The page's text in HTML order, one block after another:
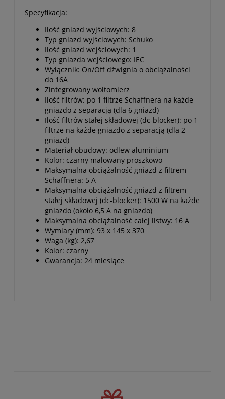
Specyfikacja:
Ilość gniazd wyjściowych: 8
Typ gniazd wyjściowych: Schuko
Ilość gniazd wejściowych: 1
Typ gniazda wejściowego: IEC
Wyłącznik: On/Off dźwignia o obciążalności
do 16A
Zintegrowany woltomierz
Ilość filtrów: po 1 filtrze Schaffnera na każde
gniazdo z separacją (dla 6 gniazd)
Ilość filtrów stałej składowej (dc-blocker): po 1
filtrze na każde gniazdo z separacją (dla 2
gniazd)
Materiał obudowy: odlew aluminium
Kolor: czarny malowany proszkowo
Maksymalna obciążalność gniazd z filtrem
Schaffnera: 5 A
Maksymalna obciążalność gniazd z filtrem
stałej składowej (dc-blocker): 1500 W na każde
gniazdo (około 6,5 A na gniazdo)
Maksymalna obciążalność całej listwy: 16 A
Wymiary (mm): 93 x 145 x 370
Waga (kg): 2,67
Kolor: czarny
Gwarancja: 24 miesiące